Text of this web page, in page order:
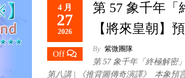
4 月
27
2026
Off
第 57 象千年「
【將來皇朝】
By 紫微團隊
第 57 象千年「終極解密
第八講 | 《推背圖傳奇演譯》 本象預